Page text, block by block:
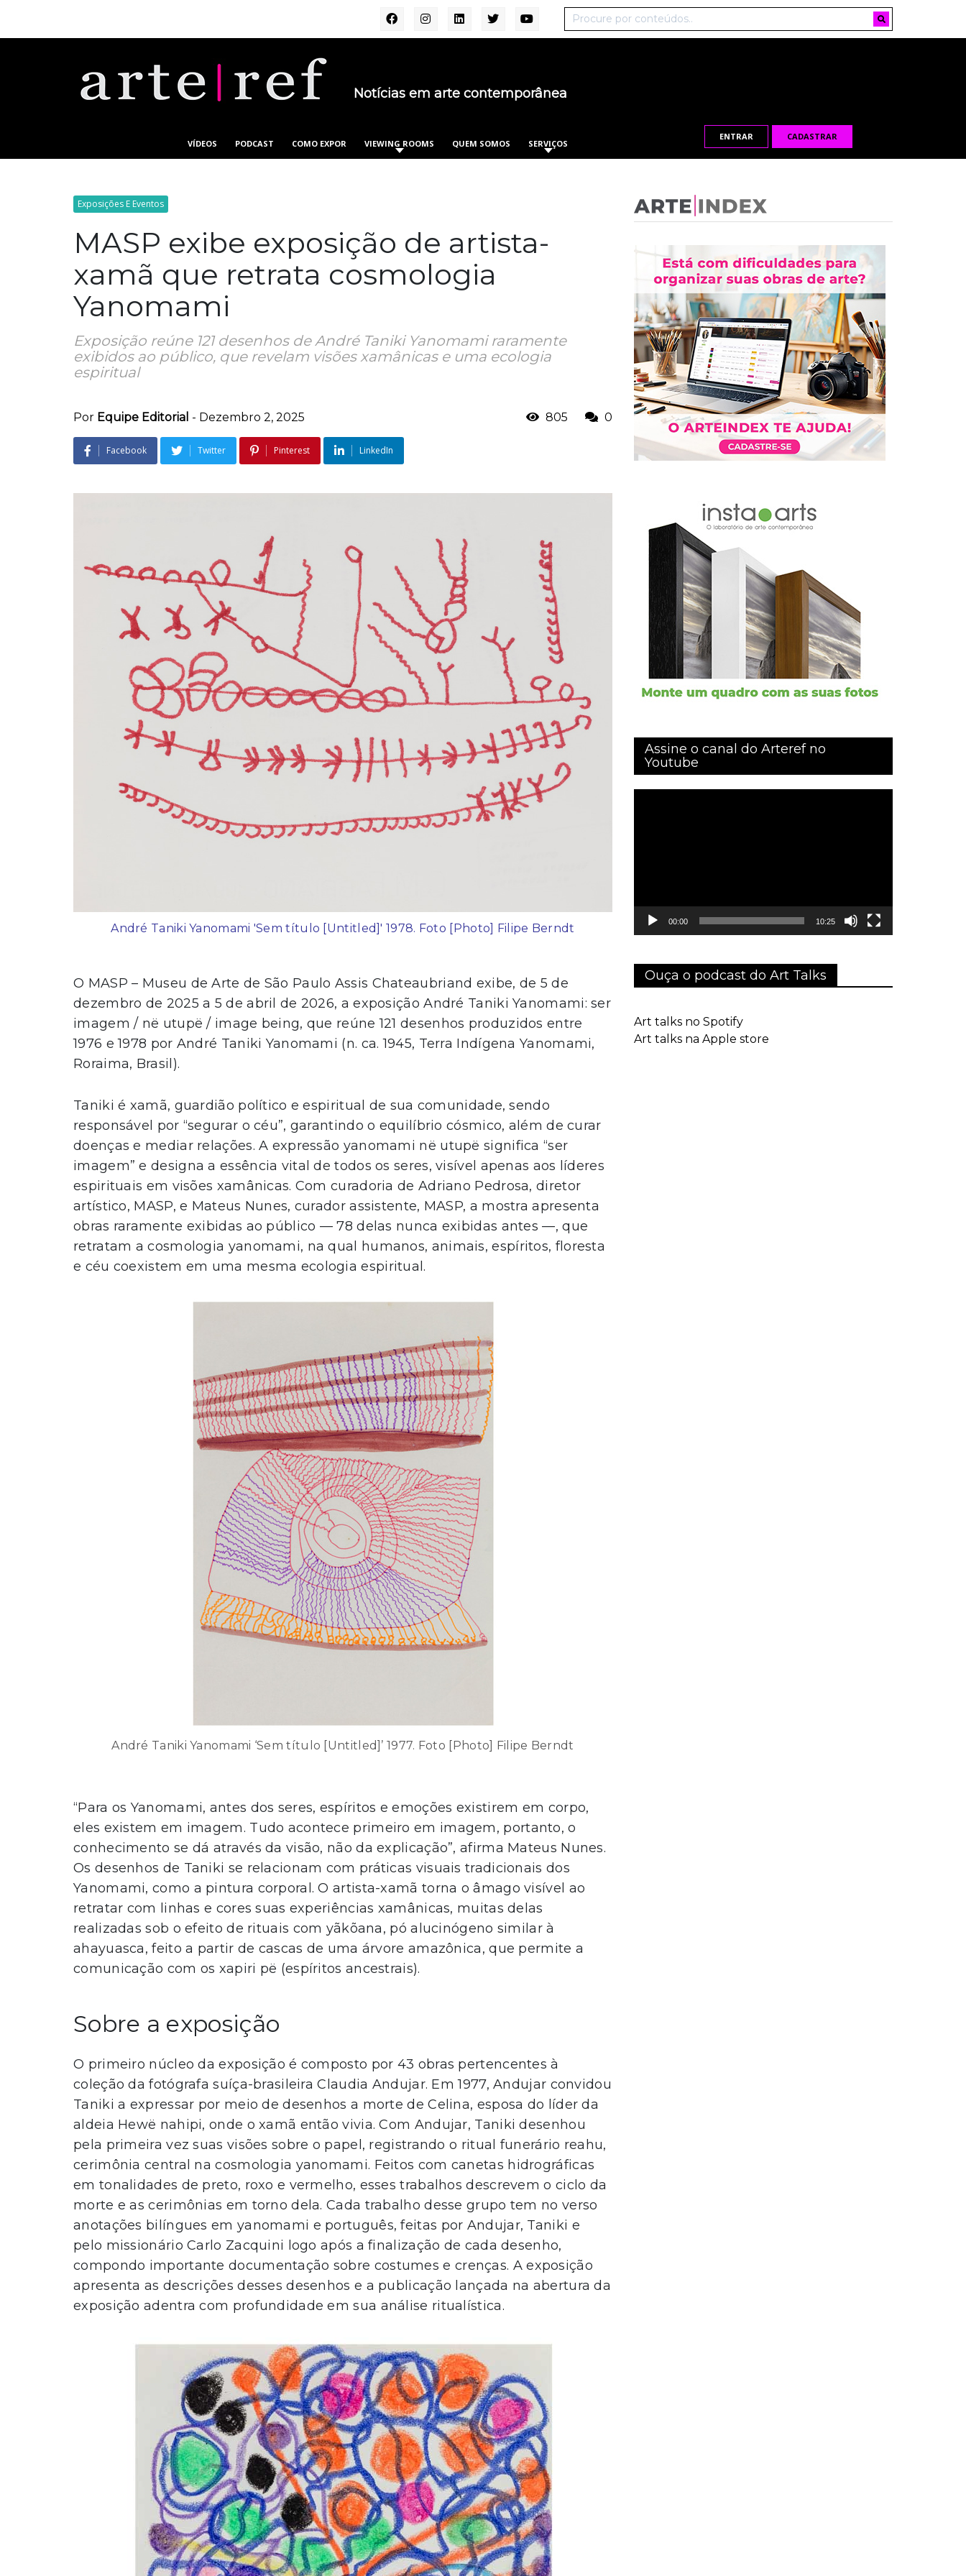
Notícias em arte contemporânea
VÍDEOS PODCAST COMO EXPOR VIEWING ROOMS QUEM SOMOS SERVIÇOS
ENTRAR CADASTRAR
Exposições E Eventos
MASP exibe exposição de artista-
xamã que retrata cosmologia
Yanomami
Exposição reúne 121 desenhos de André Taniki Yanomami raramente
exibidos ao público, que revelam visões xamânicas e uma ecologia
espiritual
Por Equipe Editorial - Dezembro 2, 2025 805 0
Facebook Twitter Pinterest LinkedIn
André Taniki Yanomami 'Sem título [Untitled]' 1978. Foto [Photo] Filipe Berndt
O MASP – Museu de Arte de São Paulo Assis Chateaubriand exibe, de 5 de
dezembro de 2025 a 5 de abril de 2026, a exposição André Taniki Yanomami: ser
imagem / në utupë / image being, que reúne 121 desenhos produzidos entre
1976 e 1978 por André Taniki Yanomami (n. ca. 1945, Terra Indígena Yanomami,
Roraima, Brasil).
Taniki é xamã, guardião político e espiritual de sua comunidade, sendo
responsável por “segurar o céu”, garantindo o equilíbrio cósmico, além de curar
doenças e mediar relações. A expressão yanomami në utupë significa “ser
imagem” e designa a essência vital de todos os seres, visível apenas aos líderes
espirituais em visões xamânicas. Com curadoria de Adriano Pedrosa, diretor
artístico, MASP, e Mateus Nunes, curador assistente, MASP, a mostra apresenta
obras raramente exibidas ao público — 78 delas nunca exibidas antes —, que
retratam a cosmologia yanomami, na qual humanos, animais, espíritos, floresta
e céu coexistem em uma mesma ecologia espiritual.
André Taniki Yanomami ‘Sem título [Untitled]’ 1977. Foto [Photo] Filipe Berndt
“Para os Yanomami, antes dos seres, espíritos e emoções existirem em corpo,
eles existem em imagem. Tudo acontece primeiro em imagem, portanto, o
conhecimento se dá através da visão, não da explicação”, afirma Mateus Nunes.
Os desenhos de Taniki se relacionam com práticas visuais tradicionais dos
Yanomami, como a pintura corporal. O artista-xamã torna o âmago visível ao
retratar com linhas e cores suas experiências xamânicas, muitas delas
realizadas sob o efeito de rituais com yãkõana, pó alucinógeno similar à
ahayuasca, feito a partir de cascas de uma árvore amazônica, que permite a
comunicação com os xapiri pë (espíritos ancestrais).
Sobre a exposição
O primeiro núcleo da exposição é composto por 43 obras pertencentes à
coleção da fotógrafa suíça-brasileira Claudia Andujar. Em 1977, Andujar convidou
Taniki a expressar por meio de desenhos a morte de Celina, esposa do líder da
aldeia Hewë nahipi, onde o xamã então vivia. Com Andujar, Taniki desenhou
pela primeira vez suas visões sobre o papel, registrando o ritual funerário reahu,
cerimônia central na cosmologia yanomami. Feitos com canetas hidrográficas
em tonalidades de preto, roxo e vermelho, esses trabalhos descrevem o ciclo da
morte e as cerimônias em torno dela. Cada trabalho desse grupo tem no verso
anotações bilíngues em yanomami e português, feitas por Andujar, Taniki e
pelo missionário Carlo Zacquini logo após a finalização de cada desenho,
compondo importante documentação sobre costumes e crenças. A exposição
apresenta as descrições desses desenhos e a publicação lançada na abertura da
exposição adentra com profundidade em sua análise ritualística.
Assine o canal do Arteref no
Youtube
00:00 10:25
Ouça o podcast do Art Talks
Art talks no Spotify
Art talks na Apple store